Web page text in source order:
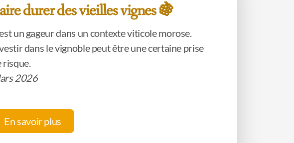
durer des vieilles vignes 🍇
un gageur dans un contexte viticole morose.
dans le vignoble peut être une certaine prise
risque.
2026
En savoir plus